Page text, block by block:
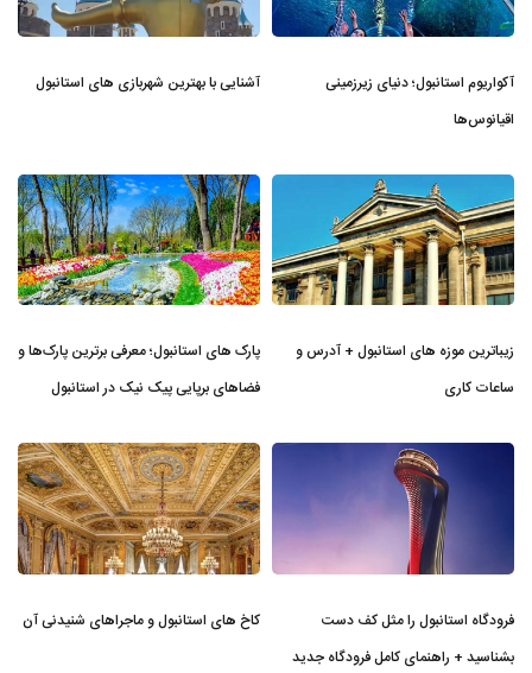
آکواریوم استانبول؛ دنیای زیرزمینی
اقیانوس‌ها
آشنایی با بهترین شهربازی های استانبول
زیباترین موزه‌ های استانبول + آدرس و
ساعات کاری
پارک های استانبول؛ معرفی برترین پارک‌ها و
فضاهای برپایی پیک نیک در استانبول
فرودگاه استانبول را مثل کف دست
بشناسید + راهنمای کامل فرودگاه جدید
کاخ های استانبول و ماجراهای شنیدنی آن